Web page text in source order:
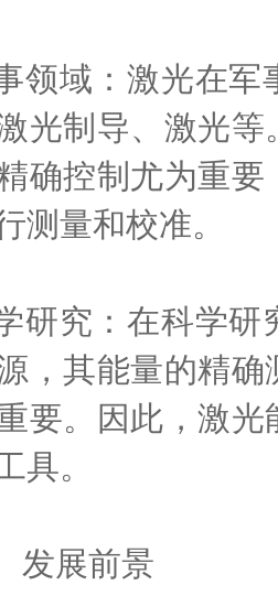
域：激光在军
光制导、激光
确控制尤为重
测量和校准。
究：在科学研
，其能量的精
要。因此，激
具。
展前景